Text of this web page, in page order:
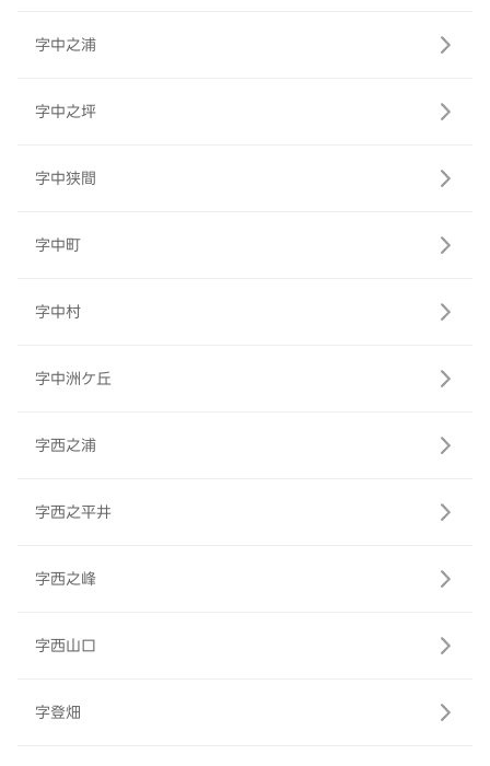
字中之浦
字中之坪
字中狭間
字中町
字中村
字中洲ケ丘
字西之浦
字西之平井
字西之峰
字西山口
字登畑